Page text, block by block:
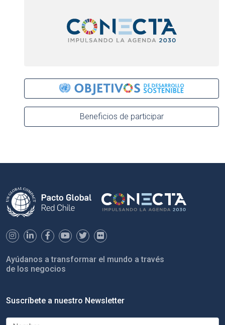
Beneficios de participar
Ayúdanos a transformar el mundo a través
de los negocios
Suscríbete a nuestro Newsletter